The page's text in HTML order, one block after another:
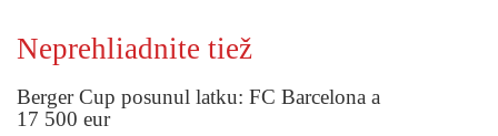
Neprehliadnite tiež
Berger Cup posunul latku: FC Barcelona a
17 500 eur